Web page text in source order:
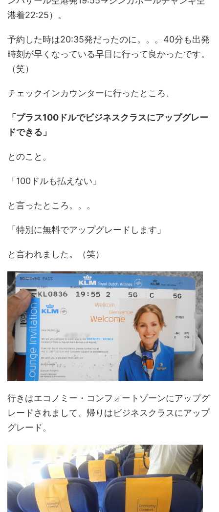
港着22:25）。
予約した時は20:35発だったのに。。。40分も出発
時刻が早くなっている早目に行って良かったです。
（笑）
チェックインカウンターに行ったところ、
「プラス100ドルでビジネスクラスにアップグレー
ドできる」
とのこと。
「100ドルも払えない」
と言ったところ。。。
「特別に無料でアップグレードします」
と言われました。（笑）
行きはエコノミー・コンフォートゾーンにアップグ
レードされまして、帰りはビジネスクラスにアップ
グレード。